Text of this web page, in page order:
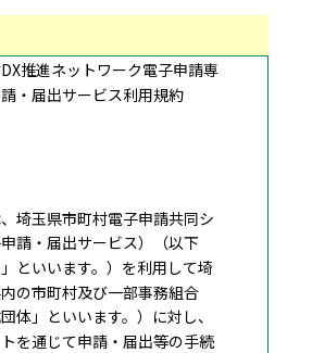
推進ネットワーク電子申請専
・届出サービス利用規約
埼玉県市町村電子申請共同シ
請・届出サービス）（以下
」といいます。）を利用して埼
の市町村及び一部事務組合
団体」といいます。）に対し、
を通じて申請・届出等の手続